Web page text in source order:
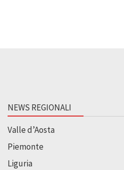
NEWS REGIONALI
Valle d’Aosta
Piemonte
Liguria